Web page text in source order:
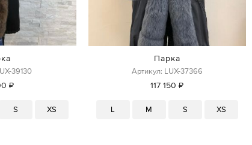
39130
₽
S XS
Парка
Артикул: LUX-37366
117 150 ₽
L M S XS